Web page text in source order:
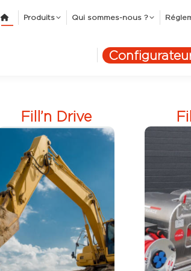
Produits Qui sommes-nous ?
Fill’n Drive
Fill’n Drive, la
gamme pour
tous
les professionnels
de Pegase
Energies: activités
agricoles, travaux
publics, paysagisme
et travaux
Fill’n
: